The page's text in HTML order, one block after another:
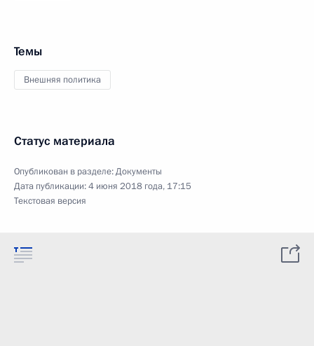
Темы
Внешняя политика
Статус материала
Опубликован в разделе:Документы
Дата публикации:4 июня 2018 года, 17:15
Текстовая версия